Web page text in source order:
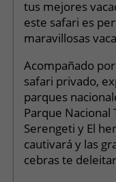
tus mejores
este safari es
maravillosas
Acompañado
safari privado,
parques
Parque Nacional
Serengeti y El
cautivará y las
cebras te